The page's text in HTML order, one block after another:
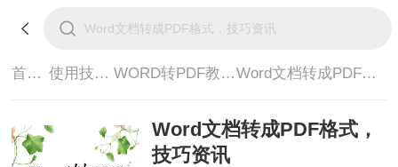
首页> 使用技巧> WORD转PDF教程> Word文档转成PDF格式，技巧资讯
Word文档转成PDF格式，
技巧资讯